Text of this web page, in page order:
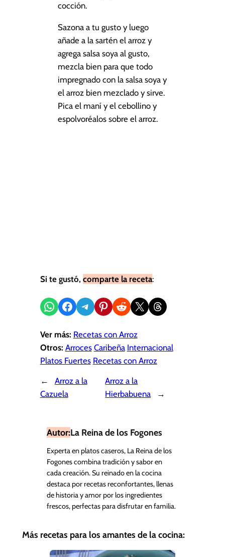
cocción.
Sazona a tu gusto y luego
añade a la sartén el arroz y
agrega salsa soya al gusto,
mezcla bien para que todo
impregnado con la salsa soya y
el arroz bien mezclado y sirve.
Pica el maní y el cebollino y
espolvoréalos sobre el arroz.
Si te gustó, comparte la receta:
Compartir en WhatsApp
Compartir en Facebook
Compartir en Telegram
Compartir en Pinterest
Compartir en Reddit
Compartir en X Share on Threads
Ver más: Recetas con Arroz
Otros: Arroces Caribeña Internacional
Platos Fuertes Recetas con Arroz
←
Arroz a la
Cazuela
Arroz a la
Hierbabuena
→
Autor:La Reina de los Fogones
Experta en platos caseros, La Reina de los
Fogones combina tradición y sabor en
cada creación. Su reinado en la cocina
destaca por recetas reconfortantes, llenas
de historia y amor por los ingredientes
frescos, perfectas para disfrutar en familia.
Más recetas para los amantes de la cocina: